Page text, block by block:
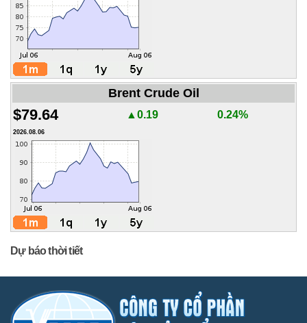
Brent Crude Oil
$79.64 ▲0.19 0.24%
2026.08.06
Dự báo thời tiết